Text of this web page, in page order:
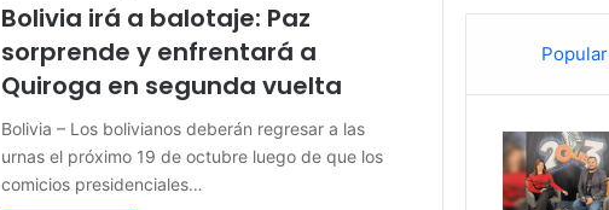
Bolivia irá a balotaje: Paz
sorprende y enfrentará a
Quiroga en segunda vuelta
Bolivia – Los bolivianos deberán regresar a las
urnas el próximo 19 de octubre luego de que los
comicios presidenciales…
Popular